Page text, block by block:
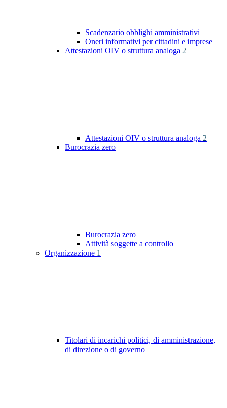
Scadenzario obblighi amministrativi
Oneri informativi per cittadini e imprese
Attestazioni OIV o struttura analoga 2
Attestazioni OIV o struttura analoga 2
Burocrazia zero
Burocrazia zero
Attività soggette a controllo
Organizzazione 1
Titolari di incarichi politici, di amministrazione,
di direzione o di governo